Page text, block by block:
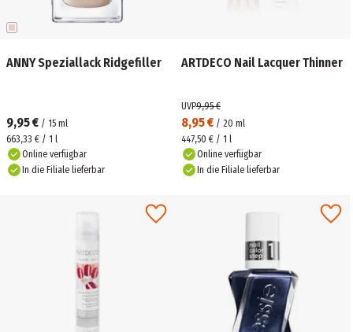
ANNY Speziallack Ridgefiller
9,95 € / 15 ml
663,33 € / 1 l
Online verfügbar
In die Filiale lieferbar
ARTDECO Nail Lacquer Thinner
8,95 € / 20 ml
UVP9,95 €
447,50 € / 1 l
Online verfügbar
In die Filiale lieferbar